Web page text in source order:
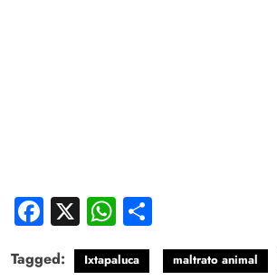
Facebook
X WhatsApp
Tagged: Ixtapaluca maltrato animal